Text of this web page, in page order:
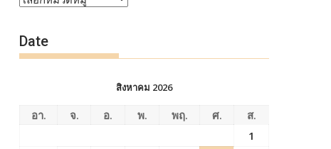
Date
สิงหาคม 2026
อา. จ. อ. พ. พฤ. ศ.
ส.
1